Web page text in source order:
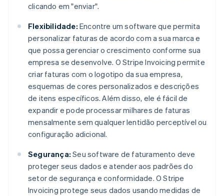
clicando em "enviar".
Flexibilidade: Encontre um software que permita
personalizar faturas de acordo com a sua marca e
que possa gerenciar o crescimento conforme sua
empresa se desenvolve. O Stripe Invoicing permite
criar faturas com o logotipo da sua empresa,
esquemas de cores personalizados e descrições
de itens específicos. Além disso, ele é fácil de
expandir e pode processar milhares de faturas
mensalmente sem qualquer lentidão perceptível ou
configuração adicional.
Segurança: Seu software de faturamento deve
proteger seus dados e atender aos padrões do
setor de segurança e conformidade. O Stripe
Invoicing protege seus dados usando medidas de